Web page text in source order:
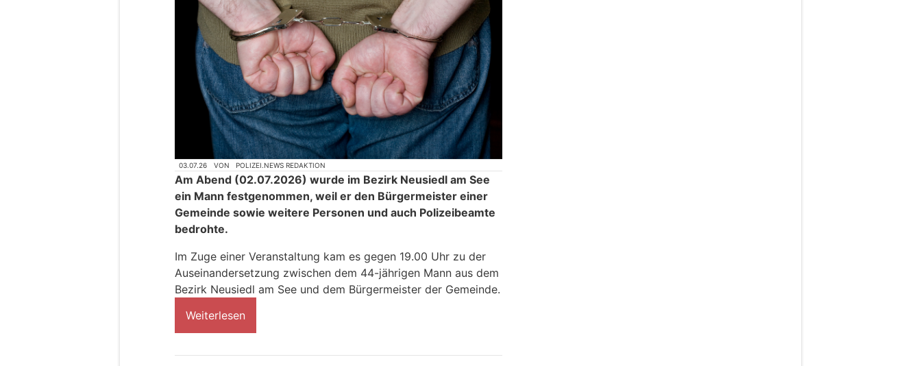
03.07.26 VON POLIZEI.NEWS REDAKTION
Am Abend (02.07.2026) wurde im Bezirk Neusiedl am See
ein Mann festgenommen, weil er den Bürgermeister einer
Gemeinde sowie weitere Personen und auch Polizeibeamte
bedrohte.
Im Zuge einer Veranstaltung kam es gegen 19.00 Uhr zu der
Auseinandersetzung zwischen dem 44-jährigen Mann aus dem
Bezirk Neusiedl am See und dem Bürgermeister der Gemeinde.
Weiterlesen